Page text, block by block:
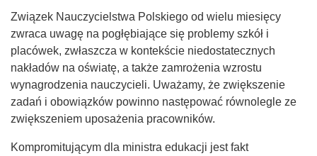
Związek Nauczycielstwa Polskiego od wielu miesięcy
zwraca uwagę na pogłębiające się problemy szkół i
placówek, zwłaszcza w kontekście niedostatecznych
nakładów na oświatę, a także zamrożenia wzrostu
wynagrodzenia nauczycieli. Uważamy, że zwiększenie
zadań i obowiązków powinno następować równolegle ze
zwiększeniem uposażenia pracowników.
Kompromitującym dla ministra edukacji jest fakt